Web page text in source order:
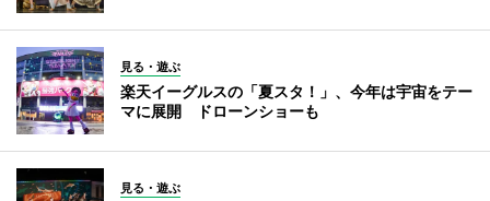
見る・遊ぶ
楽天イーグルスの「夏スタ！」、今年は宇宙をテー
マに展開 ドローンショーも
見る・遊ぶ